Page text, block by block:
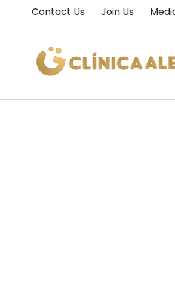
Contact Us Join Us